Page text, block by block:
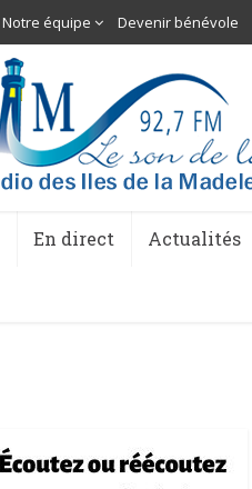
Notre équipe Devenir bénévole
En direct Actualités